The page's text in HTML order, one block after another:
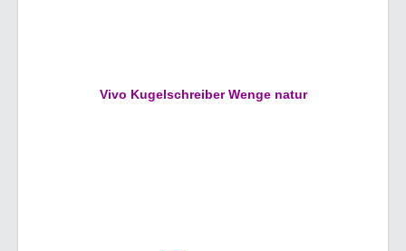
Vivo Kugelschreiber Wenge natur